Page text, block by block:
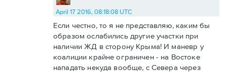
April 17 2016, 08:18:08 UTC
Если честно, то я не представляю, каким бы
образом ослабились другие участки при
наличии ЖД в сторону Крыма! И маневр у
коалиции крайне ограничен - на Востоке
нападать некуда вообще, с Севера через